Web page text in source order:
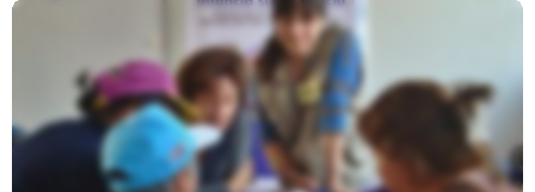
Propuestas A Futuras Autoridades
Para Atender La Violencia A La